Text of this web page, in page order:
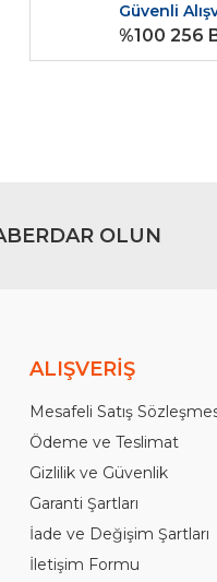
Güvenli
%100 256
OLUN
ALIŞVERİŞ
Mesafeli Satış
Ödeme ve Teslimat
Gizlilik ve Güvenlik
Garanti Şartları
İade ve Değişim Şartları
İletişim Formu